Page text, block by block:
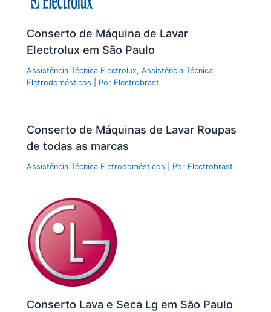
Conserto de Máquina de Lavar
Electrolux em São Paulo
Assistência Técnica Electrolux,Assistência Técnica
Eletrodomésticos | Por Electrobrast
Conserto de Máquinas de Lavar Roupas
de todas as marcas
Assistência Técnica Eletrodomésticos | Por Electrobrast
Conserto Lava e Seca Lg em São Paulo